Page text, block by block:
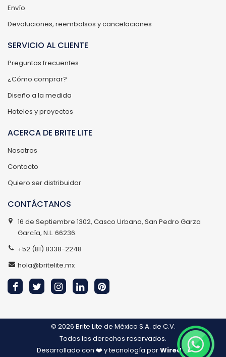
Envío
Devoluciones, reembolsos y cancelaciones
SERVICIO AL CLIENTE
Preguntas frecuentes
¿Cómo comprar?
Diseño a la medida
Hoteles y proyectos
ACERCA DE BRITE LITE
Nosotros
Contacto
Quiero ser distribuidor
CONTÁCTANOS
16 de Septiembre 1302, Casco Urbano, San Pedro Garza
García, N.L. 66236.
+52 (81) 8338-2248
hola@britelite.mx
© 2026 Brite Lite de México S.A. de C.V.
Todos los derechos reservados.
Desarrollado con ❤️ y tecnología porWired IT